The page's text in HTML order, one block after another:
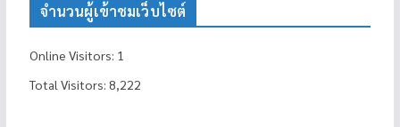
จำนวนผู้เข้าชมเว็บไซต์
Online Visitors: 1
Total Visitors: 8,222